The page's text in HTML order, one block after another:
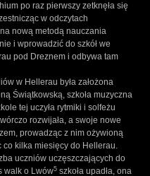
po raz pierwszy zetknęła się
w odczytach
nową metodą nauczania
i wprowadzić do szkół we
pod Dreznem i odbywa tam
w Hellerau była założona
Świątkowską, szkoła muzyczna
tej uczyła rytmiki i solfeżu
rozwijała, a swoje nowe
prowadząc z nim ożywioną
co kilka miesięcy do Hellerau.
uczniów uczęszczających do
walk o Lwów5 szkoła upadła, ona